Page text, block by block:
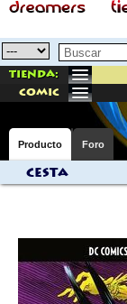
Tienda:
comic
Producto Foro
Cesta